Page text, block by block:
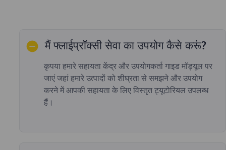
मैं फ्लाईप्रॉक्सी सेवा का उपयोग कैसे करूं?
कृपया हमारे सहायता केंद्र और उपयोगकर्ता गाइड मॉड्यूल पर
जाएं जहां हमारे उत्पादों को शीघ्रता से समझने और उपयोग
करने में आपकी सहायता के लिए विस्तृत ट्यूटोरियल उपलब्ध
हैं।